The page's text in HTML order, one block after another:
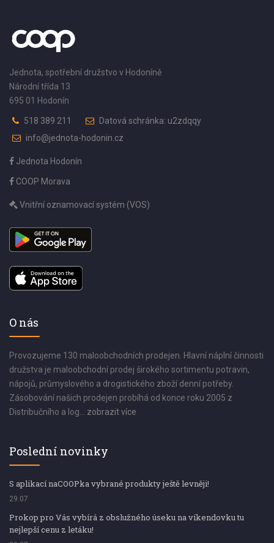
Jednota, spotřební družstvo v Hodoníně
Národní třída 13
695 01 Hodonín
518 389 211
Datová schránka: u2zdqqy
info@jednota-hodonin.cz
Jednota Hodonín
COOP Morava
Vnitřní oznamovací systém (VOS)
O nás
Provozujeme 130 maloobchodních prodejen. Hlavní náplní činnosti
družstva je maloobchodní prodej širokého sortimentu potravin,
nápojů, průmyslového a drogistického zboží denní potřeby.
Zásobování našich prodejen probíhá od konce roku 2005 z
Distribučního a log... zobrazit více
Poslední novinky
S aplikací naCOOPka vybrané produkty ještě levněji!
29.07
Prokop pro Vás vybírá z obslužného úseku na víkendovku tu
nejlepší cenu z letáku!